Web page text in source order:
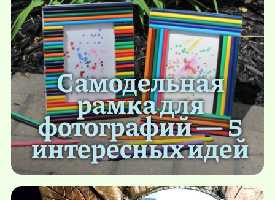
Самодельная
рамка для
фотографий — 5
интересных идей